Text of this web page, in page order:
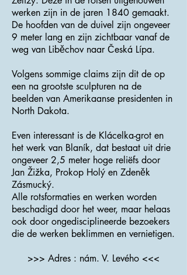
werken zijn in de jaren 1840 gemaakt.
De hoofden van de duivel zijn ongeveer
9 meter lang en zijn zichtbaar vanaf de
weg van Liběchov naar Česká Lípa.
Volgens sommige claims zijn dit de op
een na grootste sculpturen na de
beelden van Amerikaanse presidenten in
North Dakota.
Even interessant is de Klácelka-grot en
het werk van Blaník, dat bestaat uit drie
ongeveer 2,5 meter hoge reliëfs door
Jan Žižka, Prokop Holý en Zdeněk
Zásmucký.
Alle rotsformaties en werken worden
beschadigd door het weer, maar helaas
ook door ongedisciplineerde bezoekers
die de werken beklimmen en vernietigen.
>>> Adres : nám. V. Levého <<<